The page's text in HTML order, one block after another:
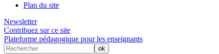
Plan du site
Newsletter
Contribuez sur ce site
Plateforme pédagogique pour les enseignants